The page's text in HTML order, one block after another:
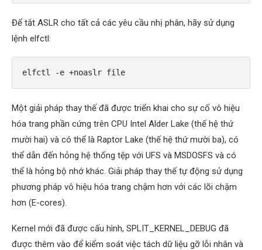
Để tắt ASLR cho tất cả các yêu cầu nhị phân, hãy sử dụng
lệnh elfctl:
elfctl -e +noaslr file
Một giải pháp thay thế đã được triển khai cho sự cố vô hiệu
hóa trang phần cứng trên CPU Intel Alder Lake (thế hệ thứ
mười hai) và có thể là Raptor Lake (thế hệ thứ mười ba), có
thể dẫn đến hỏng hệ thống tệp với UFS và MSDOSFS và có
thể là hỏng bộ nhớ khác. Giải pháp thay thế tự động sử dụng
phương pháp vô hiệu hóa trang chậm hơn với các lõi chậm
hơn (E-cores).
Kernel mới đã được cấu hình, SPLIT_KERNEL_DEBUG đã
được thêm vào để kiểm soát việc tách dữ liệu gỡ lỗi nhân và